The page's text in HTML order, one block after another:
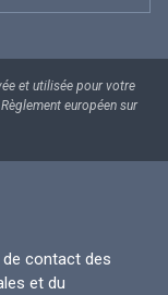
et utilisée pour votre
européen sur
contact des
et du